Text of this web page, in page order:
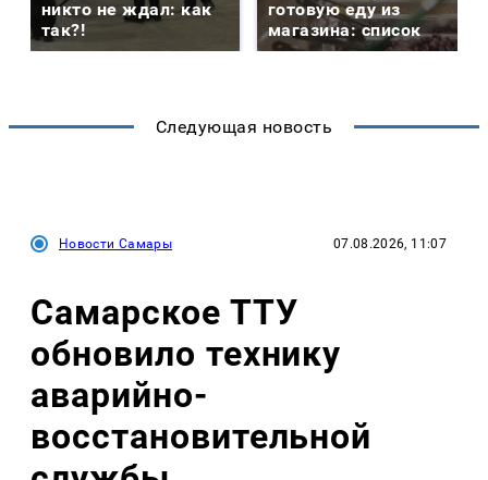
никто не ждал: как
так?!
готовую еду из
магазина: список
Следующая новость
Новости Самары 07.08.2026, 11:07
Самарское ТТУ
обновило технику
аварийно-
восстановительной